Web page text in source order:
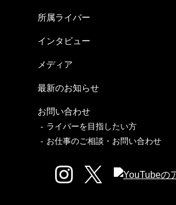
所属ライバー
インタビュー
メディア
最新のお知らせ
お問い合わせ
ライバーを目指したい方
お仕事のご相談・お問い合わせ